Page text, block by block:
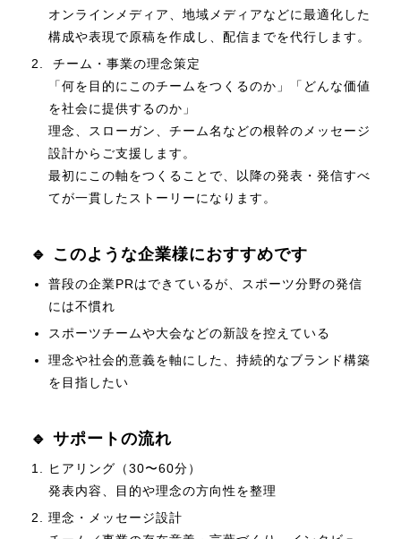
オンラインメディア、地域メディアなどに最適化した
構成や表現で原稿を作成し、配信までを代行します。
チーム・事業の理念策定
「何を目的にこのチームをつくるのか」「どんな価値
を社会に提供するのか」
理念、スローガン、チーム名などの根幹のメッセージ
設計からご支援します。
最初にこの軸をつくることで、以降の発表・発信すべ
てが一貫したストーリーになります。
🔹 このような企業様におすすめです
普段の企業PRはできているが、スポーツ分野の発信
には不慣れ
スポーツチームや大会などの新設を控えている
理念や社会的意義を軸にした、持続的なブランド構築
を目指したい
🔹 サポートの流れ
ヒアリング（30〜60分）
発表内容、目的や理念の方向性を整理
理念・メッセージ設計